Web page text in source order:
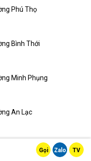
Phú Thọ
Bình Thới
Minh Phụng
An Lạc
Bình Hưng Hòa
Gọi Zalo TV